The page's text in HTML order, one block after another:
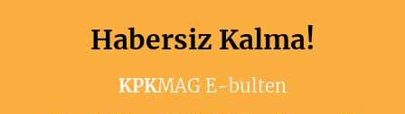
Habersiz Kalma!
KPKMAG E-bulten